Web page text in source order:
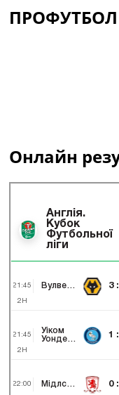
ПРОФУТБОЛ
Онлайн